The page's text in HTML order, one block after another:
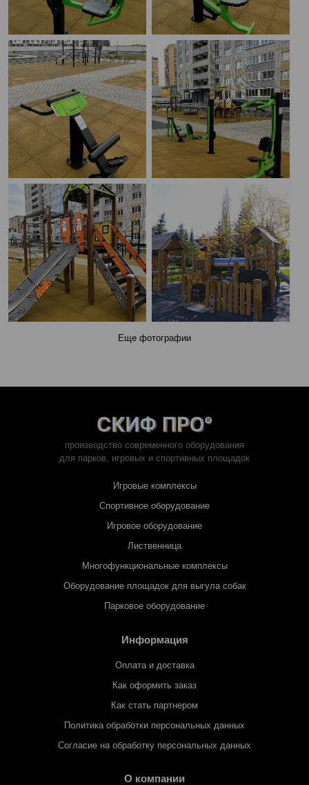
Еще фотографии
производство современного оборудования
для парков, игровых и спортивных площадок
Игровые комплексы
Спортивное оборудование
Игровое оборудование
Лиственница
Многофункциональные комплексы
Оборудование площадок для выгула собак
Парковое оборудование
Информация
Оплата и доставка
Как оформить заказ
Как стать партнером
Политика обработки персональных данных
Согласие на обработку персональных данных
О компании